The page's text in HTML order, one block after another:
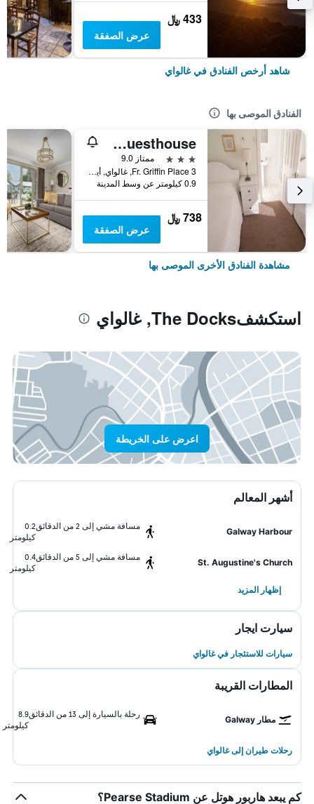
433 ﷼
عرض الصفقة
شاهد أرخص الفنادق في غالواي
الفنادق الموصى بها
Griffin Lodge Guesthouse
3 نجوم
ممتاز 9.0
3 Fr. Griffin Place, غالواي, أيرلندا
0.9 كيلومتر عن وسط المدينة
738 ﷼
عرض الصفقة
مشاهدة الفنادق الأخرى الموصى بها
استكشفThe Docks, غالواي
اعرض على الخريطة
أشهر المعالم
Galway Harbour
مسافة مشي إلى 2 من الدقائق
0.2
كيلومتر
St. Augustine's Church
مسافة مشي إلى 5 من الدقائق
0.4
كيلومتر
إظهار المزيد
سيارت ايجار
سيارات للاستئجار في غالواي
المطارات القريبة
مطار Galway
رحلة بالسيارة إلى 13 من الدقائق
8.9
كيلومتر
رحلات طيران إلى غالواي
كم يبعد هاربور هوتل عن Pearse Stadium؟